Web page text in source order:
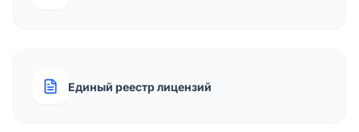
Единый реестр лицензий